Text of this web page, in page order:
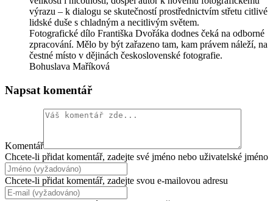
výrazu – k dialogu se skutečností prostřednictvím střetu citlivé
lidské duše s chladným a necitlivým světem.
Fotografické dílo Františka Dvořáka dodnes čeká na odborné
zpracování. Mělo by být zařazeno tam, kam právem náleží, na
čestné místo v dějinách československé fotografie.
Bohuslava Maříková
Napsat komentář
Komentář
Chcete-li přidat komentář, zadejte své jméno nebo uživatelské jméno
Chcete-li přidat komentář, zadejte svou e-mailovou adresu